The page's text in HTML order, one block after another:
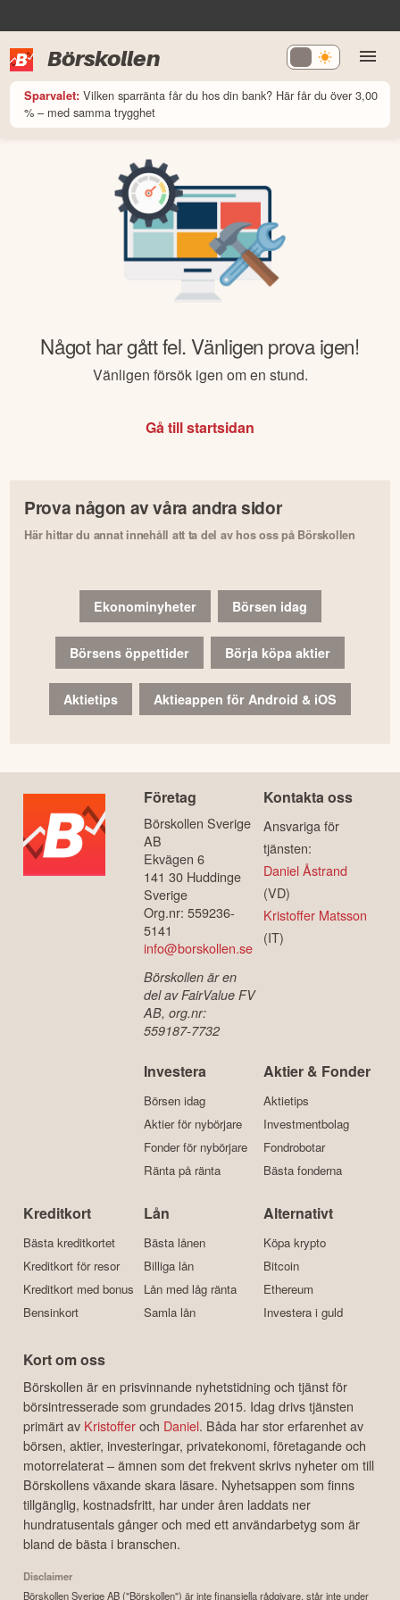
Börskollen
Sparvalet: Vilken sparränta får du hos din bank? Här får du över 3,00
% – med samma trygghet
Något har gått fel. Vänligen prova igen!
Vänligen försök igen om en stund.
Gå till startsidan
Prova någon av våra andra sidor
Här hittar du annat innehåll att ta del av hos oss på Börskollen
Ekonominyheter Börsen idag
Börsens öppettider Börja köpa aktier
Aktietips Aktieappen för Android & iOS
Företag
Börskollen Sverige
AB
Ekvägen 6
141 30 Huddinge
Sverige
Org.nr: 559236-
5141
info@borskollen.se
Börskollen är en
del av FairValue FV
AB, org.nr:
559187-7732
Kontakta oss
Ansvariga för
tjänsten:
Daniel Åstrand
(VD)
Kristoffer Matsson
(IT)
Investera
Börsen idag
Aktier för nybörjare
Fonder för nybörjare
Ränta på ränta
Aktier & Fonder
Aktietips
Investmentbolag
Fondrobotar
Bästa fonderna
Kreditkort
Bästa kreditkortet
Kreditkort för resor
Kreditkort med bonus
Bensinkort
Lån
Bästa lånen
Billiga lån
Lån med låg ränta
Samla lån
Alternativt
Köpa krypto
Bitcoin
Ethereum
Investera i guld
Kort om oss
Börskollen är en prisvinnande nyhetstidning och tjänst för
börsintresserade som grundades 2015. Idag drivs tjänsten
primärt av Kristofferoch Daniel. Båda har stor erfarenhet av
börsen, aktier, investeringar, privatekonomi, företagande och
motorrelaterat – ämnen som det frekvent skrivs nyheter om till
Börskollens växande skara läsare. Nyhetsappen som finns
tillgänglig, kostnadsfritt, har under åren laddats ner
hundratusentals gånger och med ett användarbetyg som är
bland de bästa i branschen.
Disclaimer
Börskollen Sverige AB ("Börskollen") är inte finansiella rådgivare, står inte under